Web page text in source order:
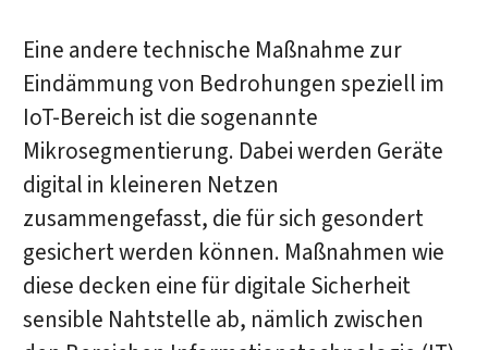
Eine andere technische Maßnahme zur
Eindämmung von Bedrohungen speziell im
IoT-Bereich ist die sogenannte
Mikrosegmentierung. Dabei werden Geräte
digital in kleineren Netzen
zusammengefasst, die für sich gesondert
gesichert werden können. Maßnahmen wie
diese decken eine für digitale Sicherheit
sensible Nahtstelle ab, nämlich zwischen